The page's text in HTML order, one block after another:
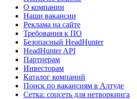
О компании
Наши вакансии
Реклама на сайте
Требования к ПО
Безопасный HeadHunter
HeadHunter API
Партнерам
Инвесторам
Каталог компаний
Поиск по вакансиям в Алтуде
Сетка: соцсеть для нетворкинга